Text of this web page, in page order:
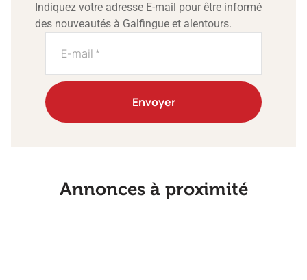
Indiquez votre adresse E-mail pour être informé
des nouveautés à Galfingue et alentours.
Envoyer
Annonces à proximité